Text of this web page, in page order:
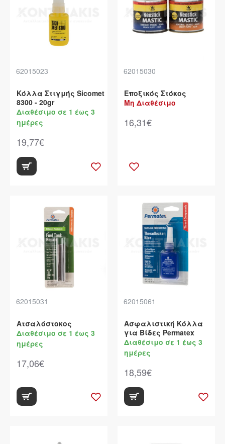
62015023
Κόλλα Στιγμής Sicomet
8300 - 20gr
Διαθέσιμο σε 1 έως 3
ημέρες
19,77€
62015030
Εποξικός Στόκος
Μη Διαθέσιμο
16,31€
62015031
Ατσαλόστοκος
Διαθέσιμο σε 1 έως 3
ημέρες
17,06€
62015061
Ασφαλιστική Κόλλα
για Βίδες Permatex
Διαθέσιμο σε 1 έως 3
ημέρες
18,59€